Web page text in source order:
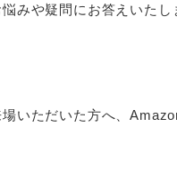
みや疑問にお答えいたし
いただいた方へ、